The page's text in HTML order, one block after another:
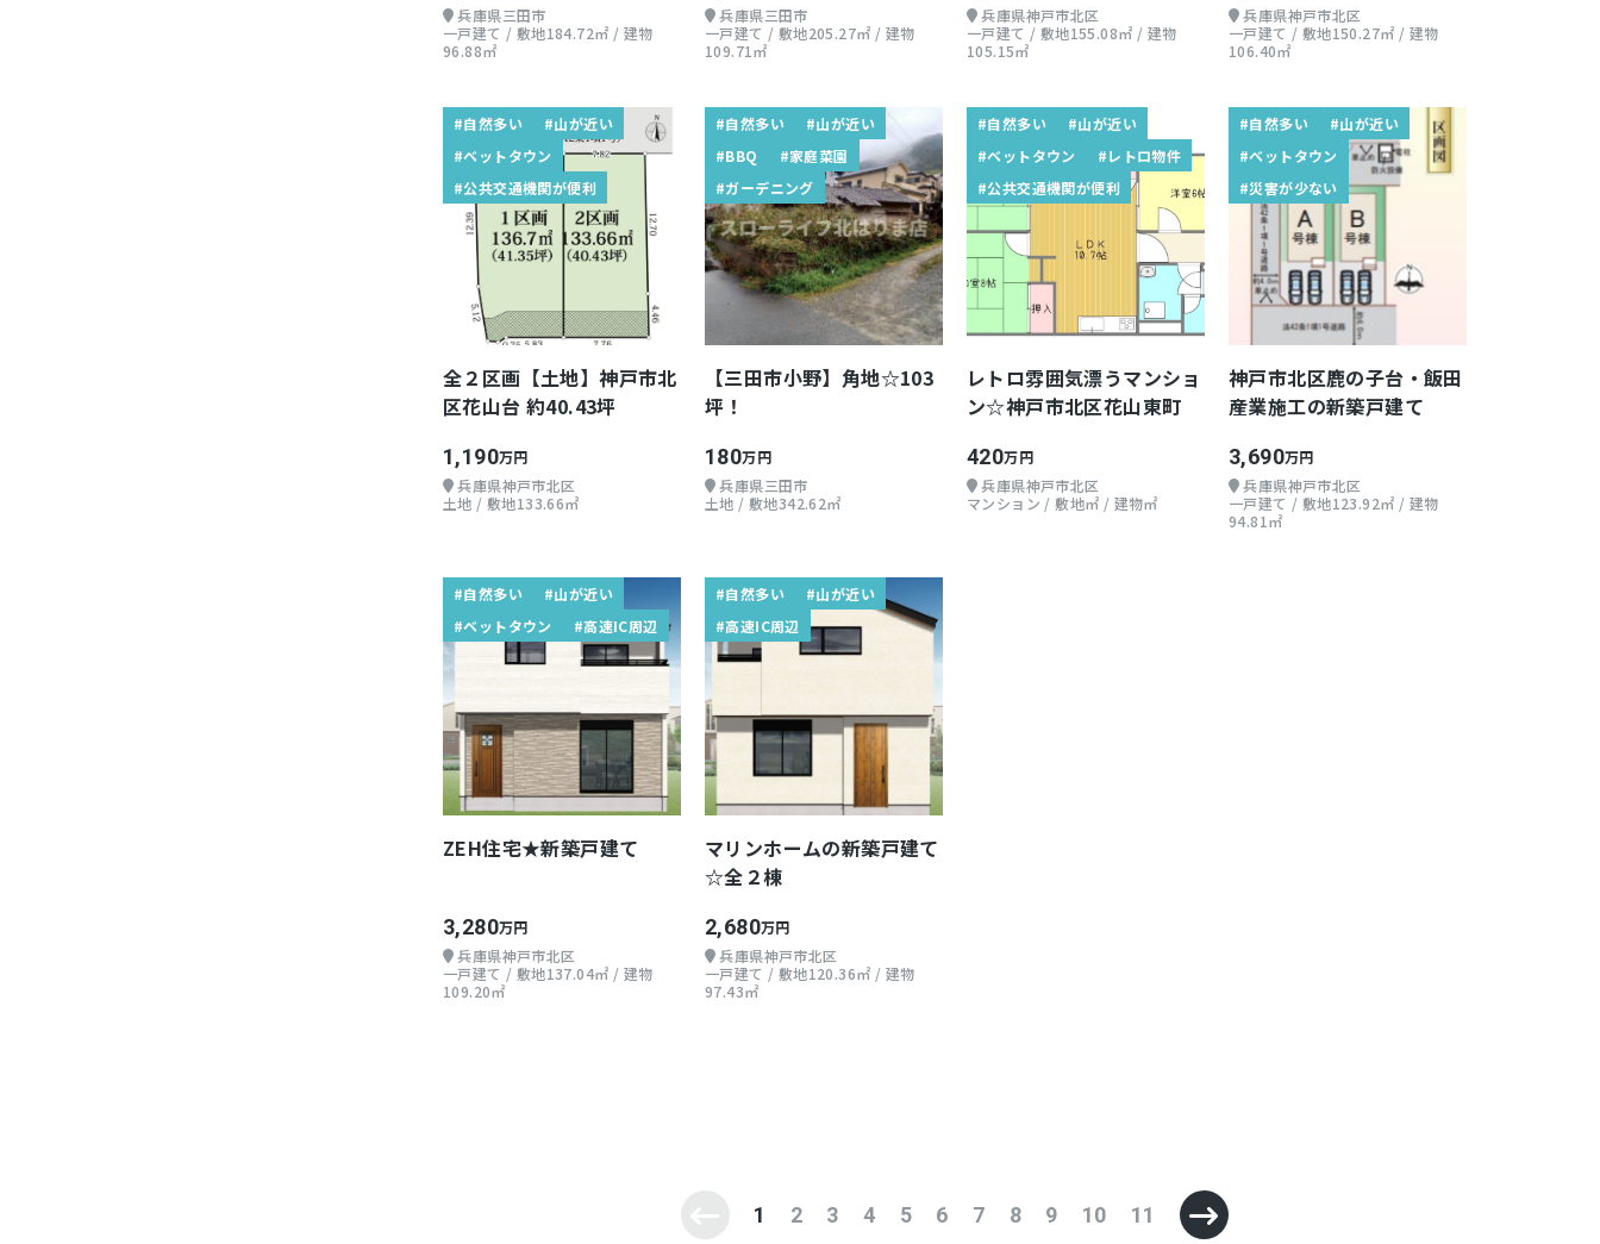
兵庫県三田市
一戸建て / 敷地184.72㎡ / 建物
96.88㎡
兵庫県三田市
一戸建て / 敷地205.27㎡ / 建物
109.71㎡
兵庫県神戸市北区
一戸建て / 敷地155.08㎡ / 建物
105.15㎡
兵庫県神戸市北区
一戸建て / 敷地150.27㎡ / 建物
106.40㎡
#自然多い
#山が近い
#ベットタウン
#公共交通機関が便利
全２区画【土地】神戸市北
区花山台 約40.43坪
1,190万円
兵庫県神戸市北区
土地 / 敷地133.66㎡
#自然多い
#山が近い
#BBQ
#家庭菜園
#ガーデニング
【三田市小野】角地☆103
坪！
180万円
兵庫県三田市
土地 / 敷地342.62㎡
#自然多い
#山が近い
#ベットタウン
#レトロ物件
#公共交通機関が便利
レトロ雰囲気漂うマンショ
ン☆神戸市北区花山東町
420万円
兵庫県神戸市北区
マンション / 敷地㎡ / 建物㎡
#自然多い
#山が近い
#ベットタウン
#災害が少ない
神戸市北区鹿の子台・飯田
産業施工の新築戸建て
3,690万円
兵庫県神戸市北区
一戸建て / 敷地123.92㎡ / 建物
94.81㎡
#自然多い
#山が近い
#ベットタウン
#高速IC周辺
ZEH住宅★新築戸建て
3,280万円
兵庫県神戸市北区
一戸建て / 敷地137.04㎡ / 建物
109.20㎡
#自然多い
#山が近い
#高速IC周辺
マリンホームの新築戸建て
☆全２棟
2,680万円
兵庫県神戸市北区
一戸建て / 敷地120.36㎡ / 建物
97.43㎡
1 2 3 4 5 6 7 8 9 10 11